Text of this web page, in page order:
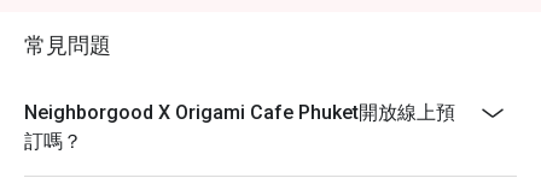
常見問題
Neighborgood X Origami Cafe Phuket開放線上預
訂嗎？